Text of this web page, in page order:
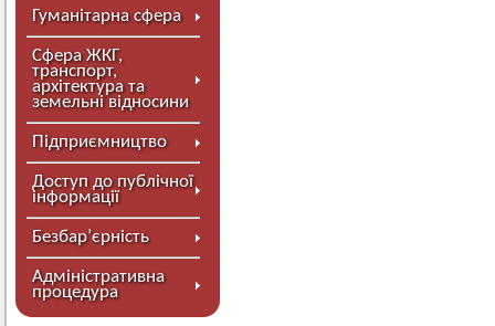
Гуманітарна сфера
Сфера ЖКГ,
транспорт,
архітектура та
земельні відносини
Підприємництво
Доступ до публічної
інформації
Безбар’єрність
Адміністративна
процедура